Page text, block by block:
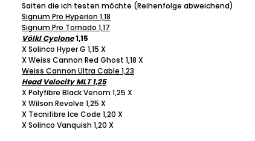
Saiten die ich testen möchte (Reihenfolge abweichend)
Signum Pro Hyperion 1,18
Signum Pro Tornado 1,17
Völkl Cyclone1,15
X Solinco Hyper G 1,15 X
X Weiss Cannon Red Ghost 1,18 X
Weiss Cannon Ultra Cable 1,23
Head Velocity MLT 1,25
X Polyfibre Black Venom 1,25 X
X Wilson Revolve 1,25 X
X Tecnifibre Ice Code 1,20 X
X Solinco Vanquish 1,20 X